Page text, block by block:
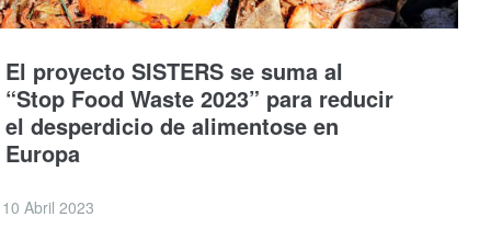
El proyecto SISTERS se suma al
“Stop Food Waste 2023” para reducir
el desperdicio de alimentose en
Europa
10 Abril 2023